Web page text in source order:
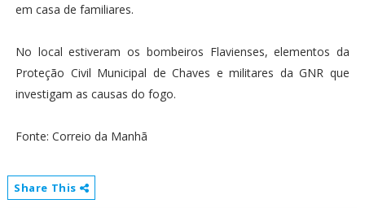
em casa de familiares.
No local estiveram os bombeiros Flavienses, elementos da
Proteção Civil Municipal de Chaves e militares da GNR que
investigam as causas do fogo.
Fonte: Correio da Manhã
Share This